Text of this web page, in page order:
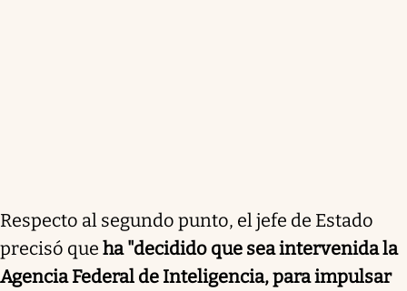
Respecto al segundo punto, el jefe de Estado
precisó que ha "decidido que sea intervenida la
Agencia Federal de Inteligencia, para impulsar